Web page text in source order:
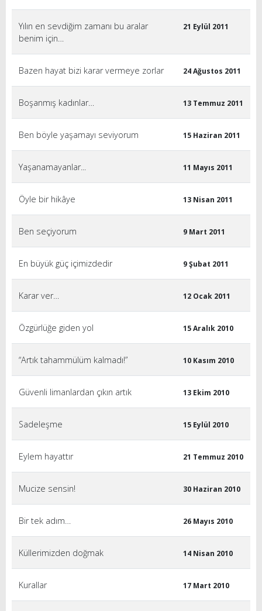
Yılın en sevdiğim zamanı bu aralar
benim için…
21 Eylül 2011
Bazen hayat bizi karar vermeye zorlar 24 Ağustos 2011
Boşanmış kadınlar… 13 Temmuz 2011
Ben böyle yaşamayı seviyorum 15 Haziran 2011
Yaşanamayanlar... 11 Mayıs 2011
Öyle bir hikâye 13 Nisan 2011
Ben seçiyorum 9 Mart 2011
En büyük güç içimizdedir 9 Şubat 2011
Karar ver… 12 Ocak 2011
Özgürlüğe giden yol 15 Aralık 2010
“Artık tahammülüm kalmadı!” 10 Kasım 2010
Güvenli limanlardan çıkın artık 13 Ekim 2010
Sadeleşme 15 Eylül 2010
Eylem hayattır 21 Temmuz 2010
Mucize sensin! 30 Haziran 2010
Bir tek adım… 26 Mayıs 2010
Küllerimizden doğmak 14 Nisan 2010
Kurallar 17 Mart 2010